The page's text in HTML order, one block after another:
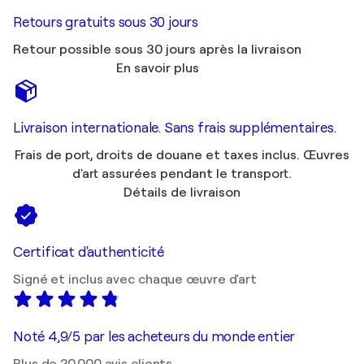
Retours gratuits sous 30 jours
Retour possible sous 30 jours après la livraison
En savoir plus
Livraison internationale. Sans frais supplémentaires.
Frais de port, droits de douane et taxes inclus. Œuvres
d'art assurées pendant le transport.
Détails de livraison
Certificat d'authenticité
Signé et inclus avec chaque œuvre d'art
Noté 4,9/5 par les acheteurs du monde entier